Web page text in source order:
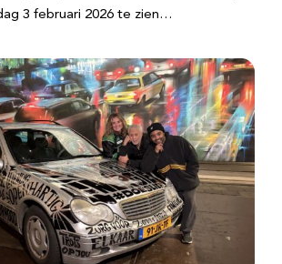
3 februari 2026 te zien…